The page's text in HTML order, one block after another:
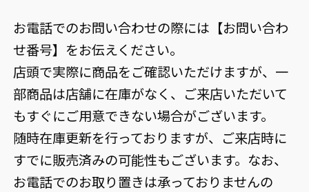
お電話でのお問い合わせの際には【お問い合わ
せ番号】をお伝えください。
店頭で実際に商品をご確認いただけますが、一
部商品は店舗に在庫がなく、ご来店いただいて
もすぐにご用意できない場合がございます。
随時在庫更新を行っておりますが、ご来店時に
すでに販売済みの可能性もございます。なお、
お電話でのお取り置きは承っておりませんの